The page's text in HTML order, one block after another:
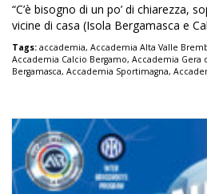
“C’è bisogno di un po’ di chiarezza,
vicine di casa (Isola Bergamasca e
Tags: accademia, Accademia Alta Valle
Accademia Calcio Bergamo, Accademia Gera
Bergamasca, Accademia Sportimagna,